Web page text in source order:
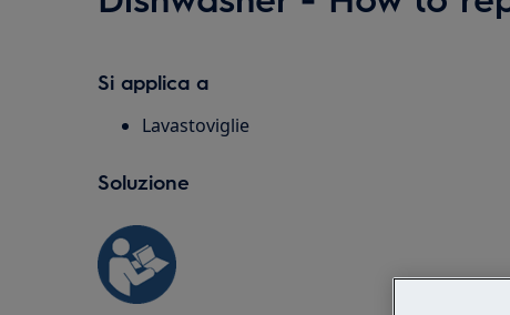
Si applica a
Lavastoviglie
Soluzione